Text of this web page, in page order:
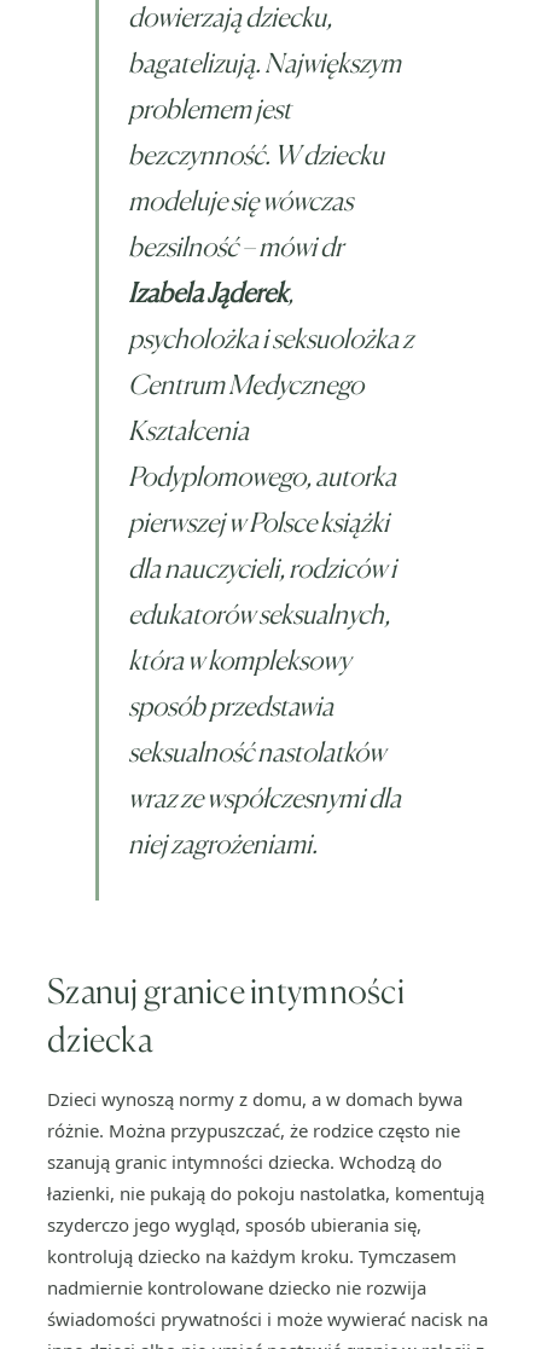
dowierzają dziecku,
bagatelizują. Największym
problemem jest
bezczynność. W dziecku
modeluje się wówczas
bezsilność – mówi dr
Izabela Jąderek,
psycholożka i seksuolożka z
Centrum Medycznego
Kształcenia
Podyplomowego, autorka
pierwszej w Polsce książki
dla nauczycieli, rodziców i
edukatorów seksualnych,
która w kompleksowy
sposób przedstawia
seksualność nastolatków
wraz ze współczesnymi dla
niej zagrożeniami.
Szanuj granice intymności
dziecka
Dzieci wynoszą normy z domu, a w domach bywa
różnie. Można przypuszczać, że rodzice często nie
szanują granic intymności dziecka. Wchodzą do
łazienki, nie pukają do pokoju nastolatka, komentują
szyderczo jego wygląd, sposób ubierania się,
kontrolują dziecko na każdym kroku. Tymczasem
nadmiernie kontrolowane dziecko nie rozwija
świadomości prywatności i może wywierać nacisk na